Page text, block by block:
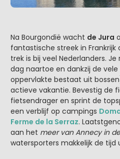
Na Bourgondië wacht de Jura
fantastische streek in
trek is bij veel Nederlanders.
dag naartoe en dankzij de vele
oppervlakte bestaat uit
actieve vakantie. Bevestig de
fietsendrager en sprint de
een verblijf op campings
Ferme de la Serraz.
aan het meer van Annecy in
watersporters makkelijk de tijd